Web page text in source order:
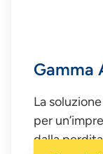
Gamma
La
per
dalla